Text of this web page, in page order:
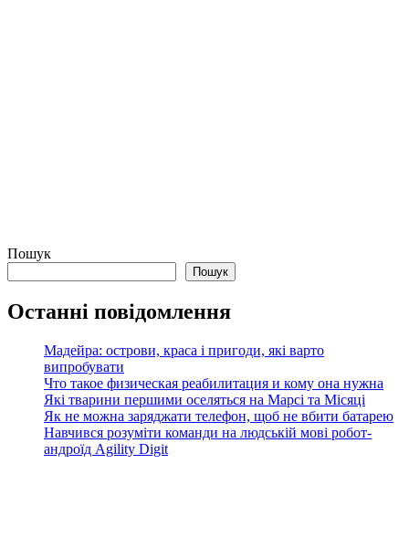
Пошук
Пошук
Останні повідомлення
Мадейра: острови, краса і пригоди, які варто
випробувати
Что такое физическая реабилитация и кому она нужна
Які тварини першими оселяться на Марсі та Місяці
Як не можна заряджати телефон, щоб не вбити батарею
Навчився розуміти команди на людській мові робот-
андроїд Agility Digit